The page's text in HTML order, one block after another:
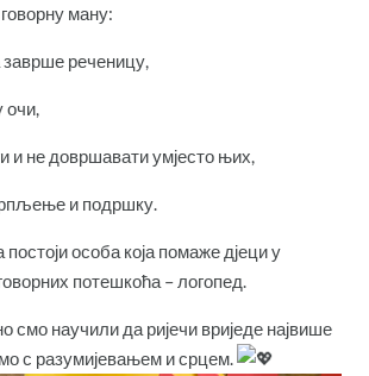
ману:
заврше реченицу,
очи,
и не довршавати умјесто њих,
и подршку.
особа која помаже д‌јеци у
потешкоћа – логопед.
смо научили да ријечи вриједе највише
с разумијевањем и срцем.